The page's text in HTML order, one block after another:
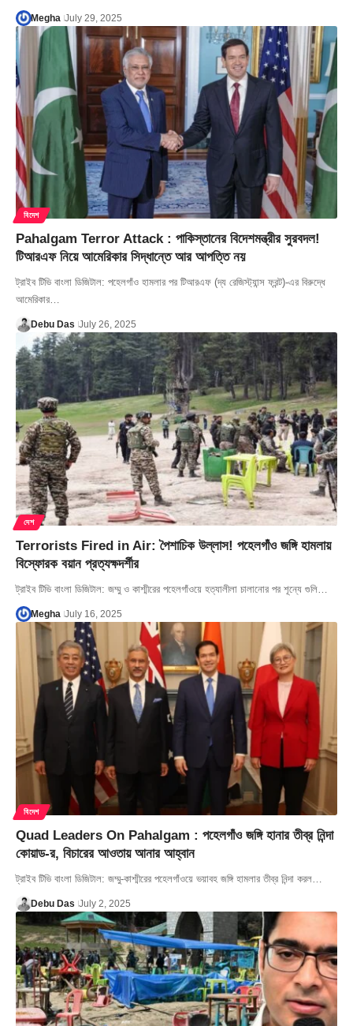
Megha July 29, 2025
বিদেশ
Pahalgam Terror Attack : পাকিস্তানের বিদেশমন্ত্রীর সুরবদল!
টিআরএফ নিয়ে আমেরিকার সিদ্ধান্তে আর আপত্তি নয়
ট্রাইব টিভি বাংলা ডিজিটাল: পহেলগাঁও হামলার পর টিআরএফ (দ্য রেজিস্ট্যান্স ফ্রন্ট)-এর বিরুদ্ধে
আমেরিকার…
Debu Das July 26, 2025
দেশ
Terrorists Fired in Air: পৈশাচিক উল্লাস! পহেলগাঁও জঙ্গি হামলায়
বিস্ফোরক বয়ান প্রত্যক্ষদর্শীর
ট্রাইব টিভি বাংলা ডিজিটাল: জম্মু ও কাশ্মীরের পহেলগাঁওয়ে হত্যালীলা চালানোর পর শূন্যে গুলি…
Megha July 16, 2025
বিদেশ
Quad Leaders On Pahalgam : পহেলগাঁও জঙ্গি হানার তীব্র নিন্দা
কোয়াড-র, বিচারের আওতায় আনার আহ্বান
ট্রাইব টিভি বাংলা ডিজিটাল: জম্মু-কাশ্মীরের পহেলগাঁওয়ে ভয়াবহ জঙ্গি হামলার তীব্র নিন্দা করল…
Debu Das July 2, 2025